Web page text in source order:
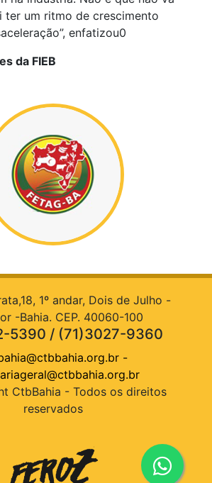
ter um ritmo de crescimento
enfatizou0
da FIEB
1º andar, Dois de Julho -
-Bahia. CEP. 40060-100
5390 / (71)3027-9360
-
CtbBahia - Todos os direitos
reservados